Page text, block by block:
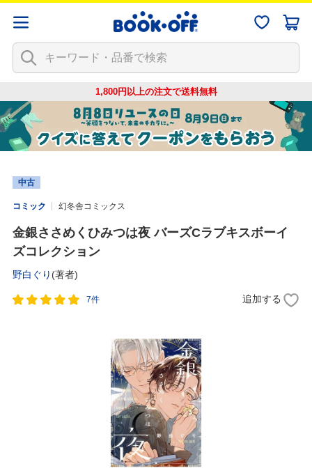
1,800円以上の注文で送料無料
中古
コミック 幻冬舎コミックス
金銀ささめくひみつは夜 バーズCラブキスボーイ
ズコレクション
野白ぐり (著者)
7件 追加する